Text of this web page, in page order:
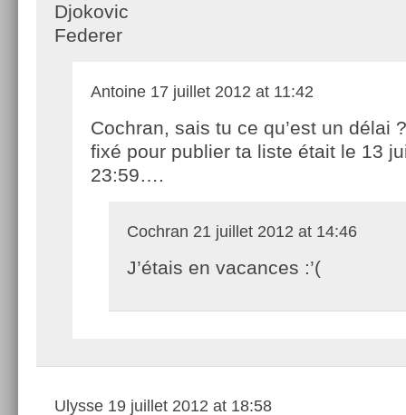
Djokovic
Federer
Antoine 17 juillet 2012 at 11:42
Cochran, sais tu ce qu’est un délai
fixé pour publier ta liste était le 13
23:59….
Cochran 21 juillet 2012 at 14:46
J’étais en vacances :’(
Ulysse 19 juillet 2012 at 18:58